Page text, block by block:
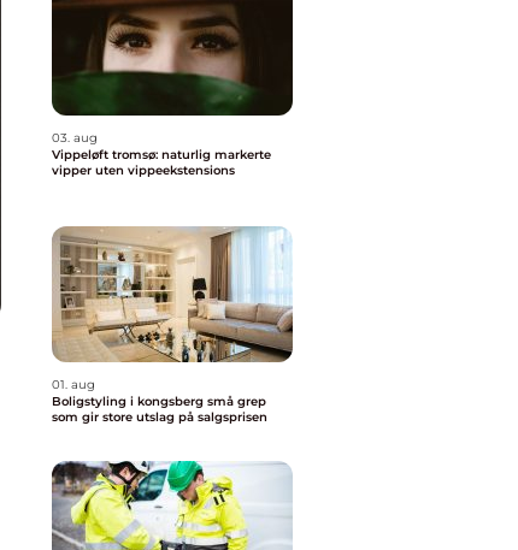
03. aug
Vippeløft tromsø: naturlig markerte
vipper uten vippeekstensions
01. aug
Boligstyling i kongsberg små grep
som gir store utslag på salgsprisen